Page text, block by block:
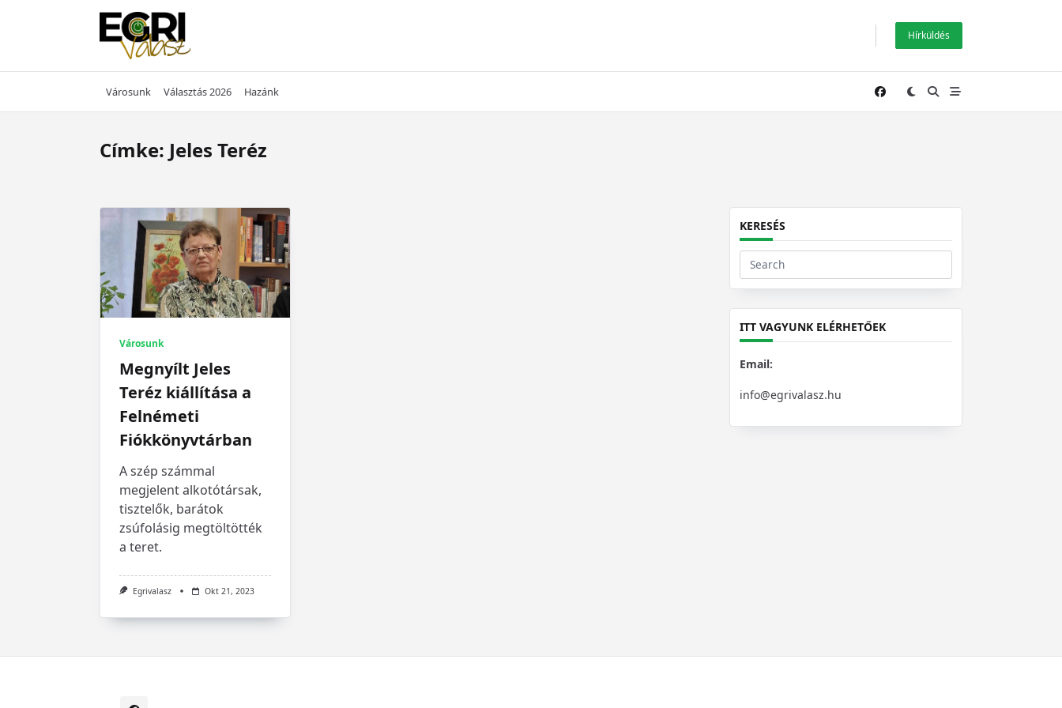
Hírküldés
Városunk Választás 2026 Hazánk
Címke: Jeles Teréz
Városunk
Megnyílt Jeles
Teréz kiállítása a
Felnémeti
Fiókkönyvtárban
A szép számmal
megjelent alkotótársak,
tisztelők, barátok
zsúfolásig megtöltötték
a teret.
Egrivalasz Okt 21, 2023
KERESÉS
Search
for:
ITT VAGYUNK ELÉRHETŐEK
Email:
info@egrivalasz.hu